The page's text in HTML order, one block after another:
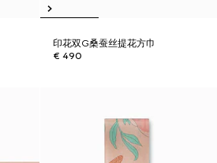
印花双G桑蚕丝提花方巾
€ 490